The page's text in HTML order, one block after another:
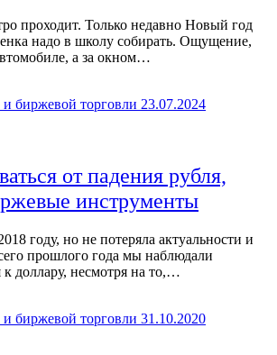
проходит. Только недавно Новый год
надо в школу собирать. Ощущение,
а за окном…
биржевой торговли 23.07.2024
от падения рубля,
инструменты
году, но не потеряла актуальности и
прошлого года мы наблюдали
к доллару, несмотря на то,…
биржевой торговли 31.10.2020